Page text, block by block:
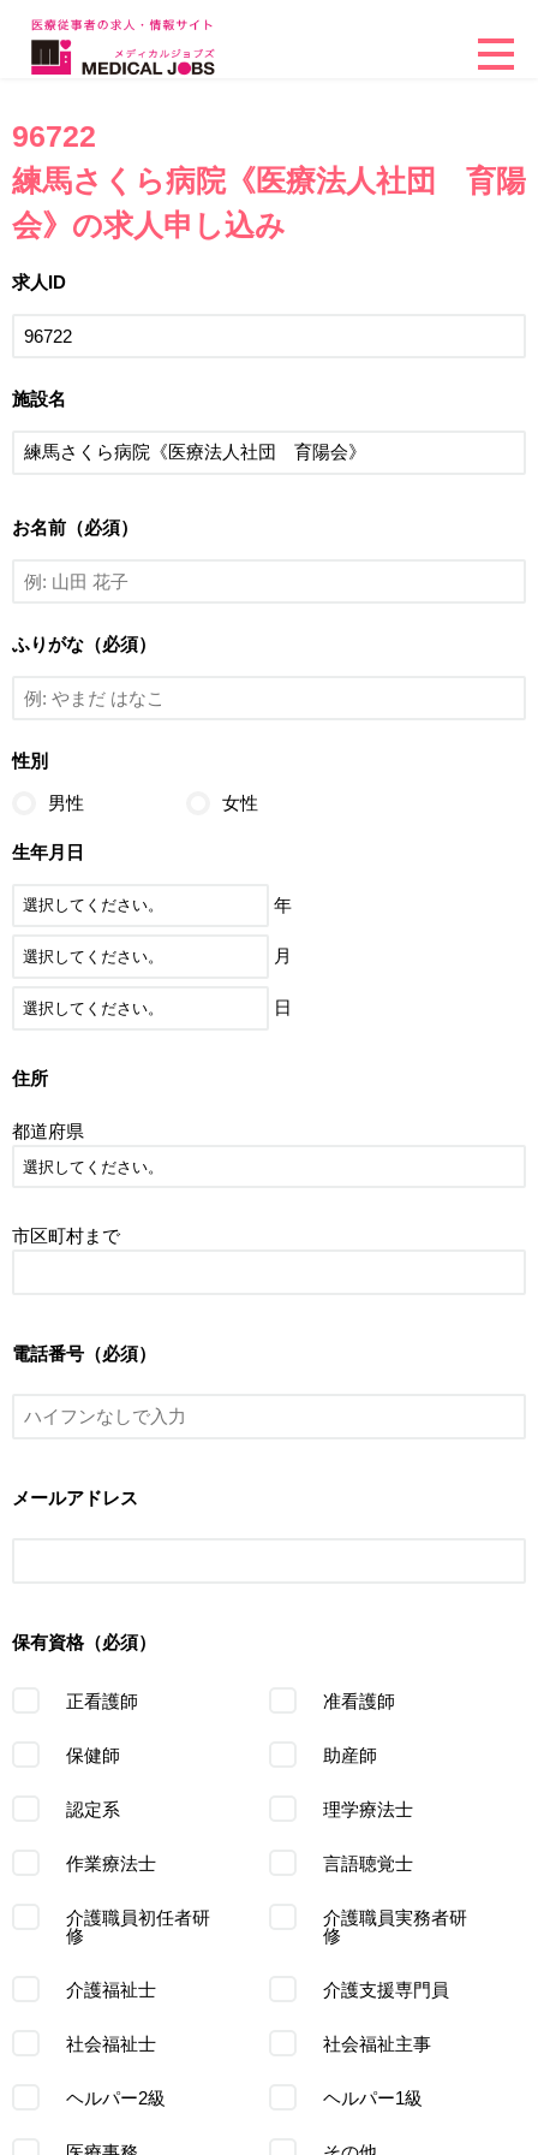
96722
練馬さくら病院《医療法人社団 育陽
会》の求人申し込み
求人ID
施設名
お名前（必須）
ふりがな（必須）
性別
男性 女性
生年月日
年
月
日
住所
都道府県
市区町村まで
電話番号（必須）
メールアドレス
保有資格（必須）
正看護師 准看護師
保健師 助産師
認定系 理学療法士
作業療法士 言語聴覚士
介護職員初任者研
修
介護職員実務者研
修
介護福祉士 介護支援専門員
社会福祉士 社会福祉主事
ヘルパー2級 ヘルパー1級